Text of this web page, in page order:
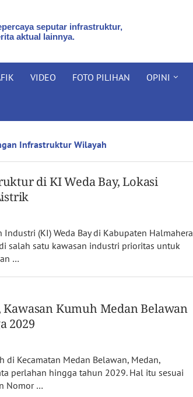
seputar infrastruktur,
aktual lainnya.
VIDEO FOTO PILIHAN OPINI
Infrastruktur Wilayah
di KI Weda Bay, Lokasi
Industri (KI) Weda Bay di Kabupaten Halmahera
salah satu kawasan industri prioritas untuk
…
Kawasan Kumuh Medan Belawan
2029
di Kecamatan Medan Belawan, Medan,
perlahan hingga tahun 2029. Hal itu sesuai
Nomor …